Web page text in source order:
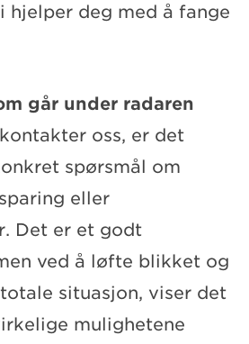
hjelper deg med å fange
går under radaren
oss, er det
spørsmål om
eller
Det er et godt
ved å løfte blikket og
situasjon, viser det
mulighetene